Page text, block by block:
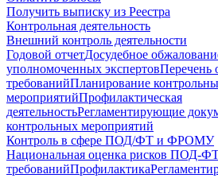
Получить выписку из Реестра
Контрольная деятельность
Внешний контроль деятельности
Годовой отчетДосудебное
уполномоченных экспертовПеречень
требованийПланирование
мероприятийПрофилактическая
деятельностьРегламентирующие
контрольных мероприятий
Контроль в сфере ПОД/ФТ и ФРОМУ
Национальная оценка рисков
требованийПрофилактика